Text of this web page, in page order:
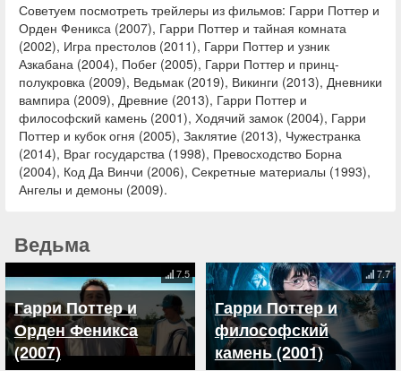
Советуем посмотреть трейлеры из фильмов: Гарри Поттер и
Орден Феникса (2007), Гарри Поттер и тайная комната
(2002), Игра престолов (2011), Гарри Поттер и узник
Азкабана (2004), Побег (2005), Гарри Поттер и принц-
полукровка (2009), Ведьмак (2019), Викинги (2013), Дневники
вампира (2009), Древние (2013), Гарри Поттер и
философский камень (2001), Ходячий замок (2004), Гарри
Поттер и кубок огня (2005), Заклятие (2013), Чужестранка
(2014), Враг государства (1998), Превосходство Борна
(2004), Код Да Винчи (2006), Секретные материалы (1993),
Ангелы и демоны (2009).
Ведьма
Гарри Поттер и
Орден Феникса
(2007)
7.5
Гарри Поттер и
философский
камень (2001)
7.7